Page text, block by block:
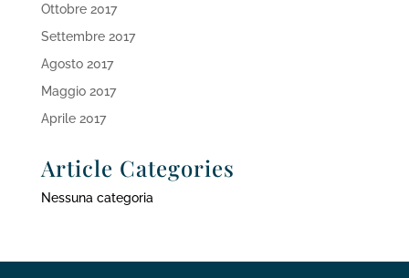
Ottobre 2017
Settembre 2017
Agosto 2017
Maggio 2017
Aprile 2017
Article Categories
Nessuna categoria